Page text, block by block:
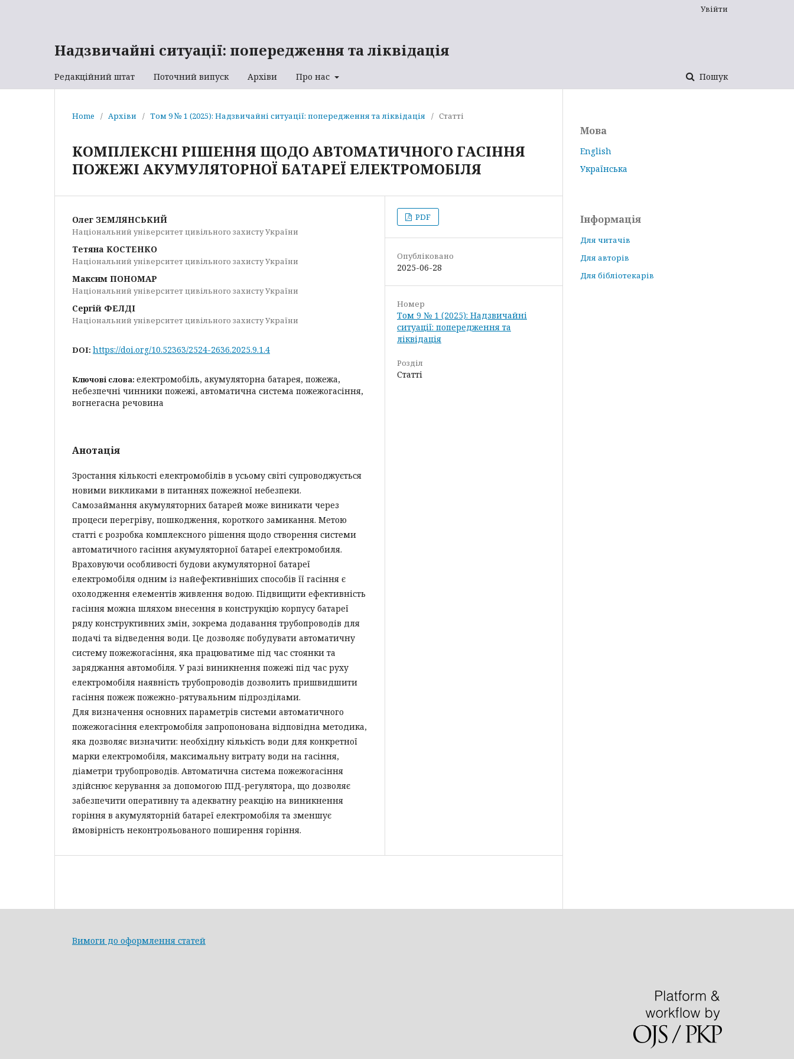
Надзвичайні ситуації: попередження та ліквідація
Редакційний штат Поточний випуск Архіви Про нас Пошук
Увійти
Home / Архіви / Том 9 № 1 (2025): Надзвичайні ситуації: попередження та ліквідація / Статті
КОМПЛЕКСНІ РІШЕННЯ ЩОДО АВТОМАТИЧНОГО ГАСІННЯ
ПОЖЕЖІ АКУМУЛЯТОРНОЇ БАТАРЕЇ ЕЛЕКТРОМОБІЛЯ
Олег ЗЕМЛЯНСЬКИЙ
Національний університет цивільного захисту України
Тетяна КОСТЕНКО
Національний університет цивільного захисту України
Максим ПОНОМАР
Національний університет цивільного захисту України
Сергій ФЕЛДІ
Національний університет цивільного захисту України
DOI: https://doi.org/10.52363/2524-2636.2025.9.1.4
Ключові слова: електромобіль, акумуляторна батарея, пожежа,
небезпечні чинники пожежі, автоматична система пожежогасіння,
вогнегасна речовина
Анотація
Зростання кількості електромобілів в усьому світі супроводжується
новими викликами в питаннях пожежної небезпеки.
Самозаймання акумуляторних батарей може виникати через
процеси перегріву, пошкодження, короткого замикання. Метою
статті є розробка комплексного рішення щодо створення системи
автоматичного гасіння акумуляторної батареї електромобиля.
Враховуючи особливості будови акумуляторної батареї
електромобіля одним із найефективніших способів її гасіння є
охолодження елементів живлення водою. Підвищити ефективність
гасіння можна шляхом внесення в конструкцію корпусу батареї
ряду конструктивних змін, зокрема додавання трубопроводів для
подачі та відведення води. Це дозволяє побудувати автоматичну
систему пожежогасіння, яка працюватиме під час стоянки та
заряджання автомобіля. У разі виникнення пожежі під час руху
електромобіля наявність трубопроводів дозволить пришвидшити
гасіння пожеж пожежно-рятувальним підрозділами.
Для визначення основних параметрів системи автоматичного
пожежогасіння електромобіля запропонована відповідна методика,
яка дозволяє визначити: необхідну кількість води для конкретної
марки електромобіля, максимальну витрату води на гасіння,
діаметри трубопроводів. Автоматична система пожежогасіння
здійснює керування за допомогою ПІД-регулятора, що дозволяє
забезпечити оперативну та адекватну реакцію на виникнення
горіння в акумуляторній батареї електромобіля та зменшує
ймовірність неконтрольованого поширення горіння.
PDF
Опубліковано
2025-06-28
Номер
Том 9 № 1 (2025): Надзвичайні
ситуації: попередження та
ліквідація
Розділ
Статті
Мова
English
Українська
Інформація
Для читачів
Для авторів
Для бібліотекарів
Вимоги до оформлення статей